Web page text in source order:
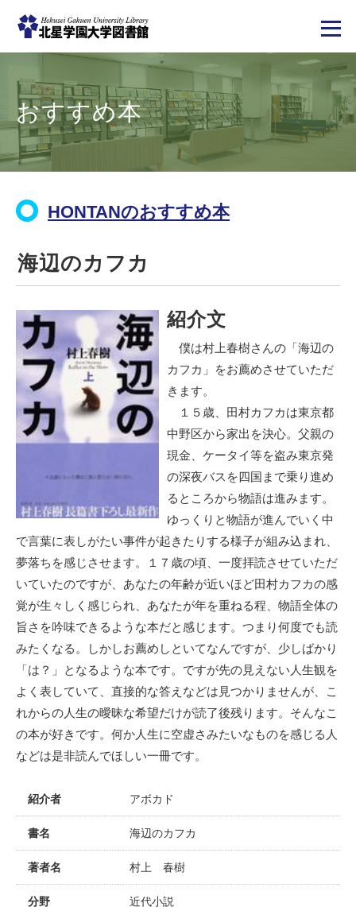
テ
ン
に
移
おすすめ本
HONTANのおすすめ本
海辺のカフカ
紹介文
僕は村上春樹さんの「海辺の
カフカ」をお薦めさせていただ
きます。
１５歳、田村カフカは東京都
中野区から家出を決心。父親の
現金、ケータイ等を盗み東京発
の深夜バスを四国まで乗り進め
るところから物語は進みます。
ゆっくりと物語が進んでいく中
で言葉に表しがたい事件が起きたりする様子が組み込まれ、
夢落ちを感じさせます。１７歳の頃、一度拝読させていただ
いていたのですが、あなたの年齢が近いほど田村カフカの感
覚が生々しく感じられ、あなたが年を重ねる程、物語全体の
旨さを吟味できるような本だと感じます。つまり何度でも読
みたくなる。しかしお薦めしといてなんですが、少しばかり
「は？」となるような本です。ですが先の見えない人生観を
よく表していて、直接的な答えなどは見つかりませんが、こ
れからの人生の曖昧な希望だけが読了後残ります。そんなこ
の本が好きです。何か人生に空虚さみたいなものを感じる人
などは是非読んでほしい一冊です。
紹介者 アボカド
書名 海辺のカフカ
著者名 村上 春樹
分野 近代小説